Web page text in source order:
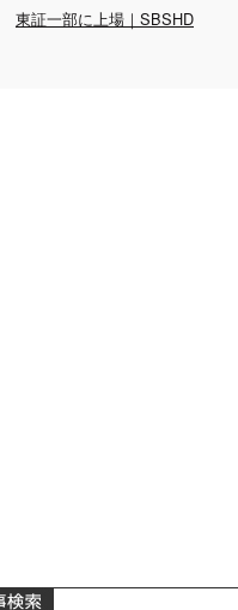
東証一部に上場｜SBSHD